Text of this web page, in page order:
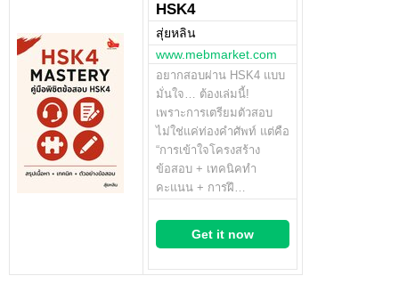
HSK4
สุ่ยหลิน
www.mebmarket.com
อยากสอบผ่าน HSK4 แบบ
มั่นใจ… ต้องเล่มนี้!
เพราะการเตรียมตัวสอบ
ไม่ใช่แค่ท่องคำศัพท์ แต่คือ
“การเข้าใจโครงสร้าง
ข้อสอบ + เทคนิคทำ
คะแนน + การฝึ…
Get it now